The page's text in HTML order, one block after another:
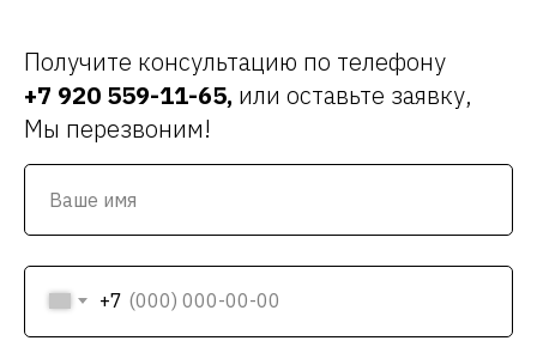
Получите консультацию по телефону
+7 920 559-11-65, или оставьте заявку,
Мы перезвоним!
+7